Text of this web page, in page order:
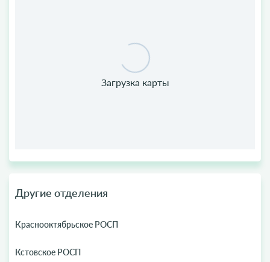
Другие отделения
Краснооктябрьское РОСП
Кстовское РОСП